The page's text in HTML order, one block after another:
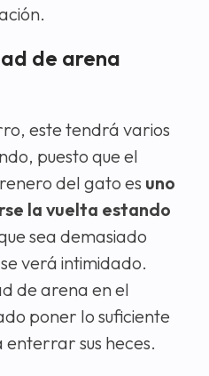
de arena
este tendrá varios
puesto que el
del gato es uno
la vuelta estando
sea demasiado
verá intimidado.
de arena en el
poner lo suficiente
sus heces.